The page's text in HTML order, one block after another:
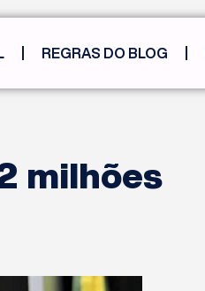
REGRAS DO BLOG
milhões